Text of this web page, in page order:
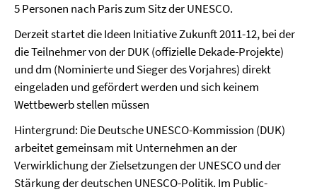
5 Personen nach Paris zum Sitz der UNESCO.
Derzeit startet die Ideen Initiative Zukunft 2011-12, bei der
die Teilnehmer von der DUK (offizielle Dekade-Projekte)
und dm (Nominierte und Sieger des Vorjahres) direkt
eingeladen und gefördert werden und sich keinem
Wettbewerb stellen müssen
Hintergrund: Die Deutsche UNESCO-Kommission (DUK)
arbeitet gemeinsam mit Unternehmen an der
Verwirklichung der Zielsetzungen der UNESCO und der
Stärkung der deutschen UNESCO-Politik. Im Public-